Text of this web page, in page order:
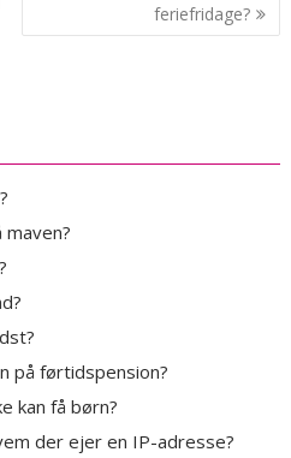
feriefridage?
på førtidspension?
kan få børn?
der ejer en IP-adresse?